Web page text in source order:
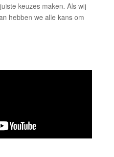
keuzes maken. Als wij
hebben we alle kans om